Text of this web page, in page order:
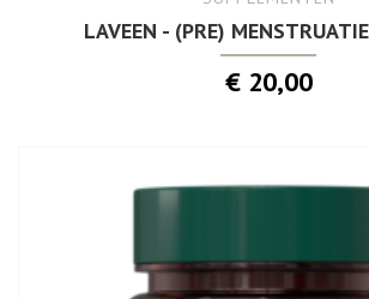
LAVEEN - (PRE)
€ 20,00